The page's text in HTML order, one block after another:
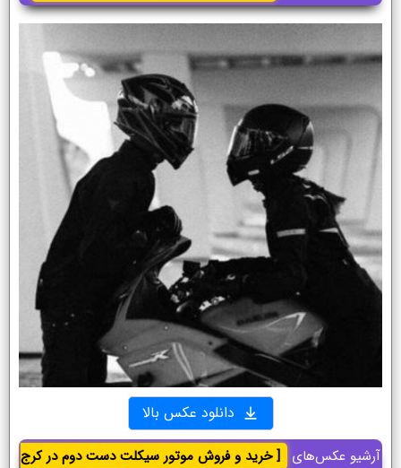
دانلود عکس بالا
آرشیو عکس‌های [ خرید و فروش موتور سیکلت دست دوم در کرج